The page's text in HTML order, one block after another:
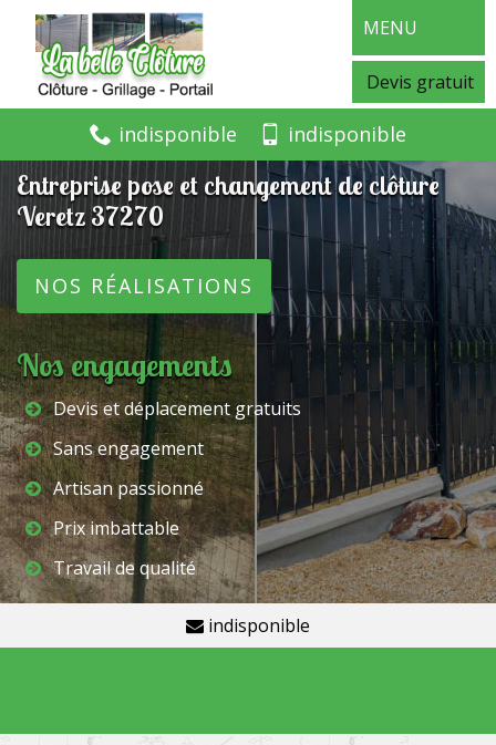
MENU
Devis gratuit
indisponible indisponible
Entreprise pose et changement de clôture
Veretz 37270
NOS RÉALISATIONS
Nos engagements
Devis et déplacement gratuits
Sans engagement
Artisan passionné
Prix imbattable
Travail de qualité
indisponible